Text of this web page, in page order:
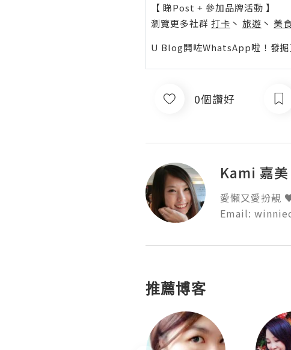
【 睇Post + 參加品牌活動 】
瀏覽更多社群 打卡 丶 旅遊 丶 美
U Blog開咗WhatsApp啦！發掘
0個讚好
Kami 嘉
愛懶又愛扮靚
Email:
推薦博客